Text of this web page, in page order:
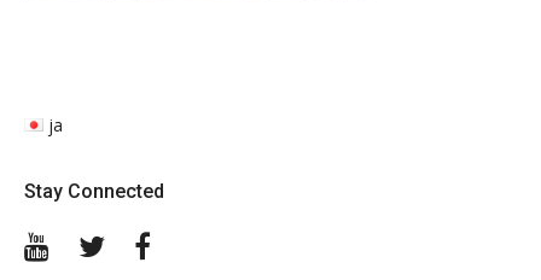
ja
Stay Connected
YouTubeTwitter